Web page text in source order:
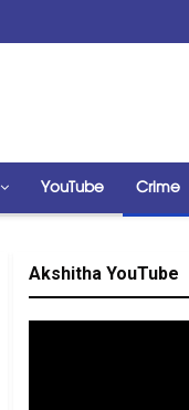
YouTube Crime
Akshitha YouTube